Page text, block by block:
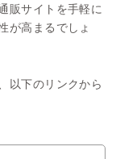
販サイトを手軽に
が高まるでしょ
以下のリンクから